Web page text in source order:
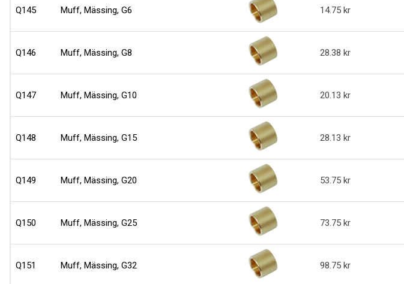
Q145 Muff, Mässing, G6 14.75
Q146 Muff, Mässing, G8 28.38
Q147 Muff, Mässing, G10 20.13
Q148 Muff, Mässing, G15 28.13
Q149 Muff, Mässing, G20 53.75
Q150 Muff, Mässing, G25 73.75
Q151 Muff, Mässing, G32 98.75